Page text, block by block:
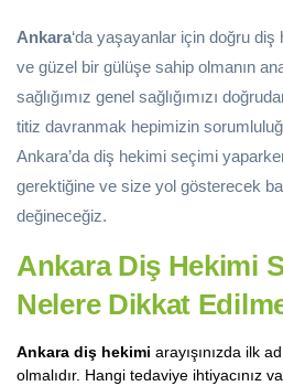
Ankara‘da yaşayanlar için doğru diş
ve güzel bir gülüşe sahip olmanın
sağlığımız genel sağlığımızı
titiz davranmak hepimizin
Ankara’da diş hekimi seçimi
gerektiğine ve size yol gösterecek
değineceğiz.
Ankara Diş Hekimi
Nelere Dikkat
Ankara diş hekimi arayışınızda ilk
olmalıdır. Hangi tedaviye ihtiyacınız